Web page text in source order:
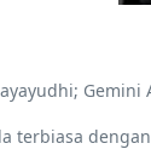
Gemini
terbiasa